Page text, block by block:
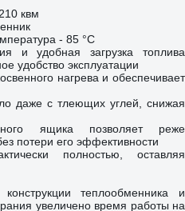
квм
- 85 °С
и удобная загрузка топлива
удобство эксплуатации
нагрева и обеспечивает
даже с тлеющих углей, снижая
ящика позволяет реже
потери его эффективности
полностью, оставляя
теплообменника и
увеличено время работы на